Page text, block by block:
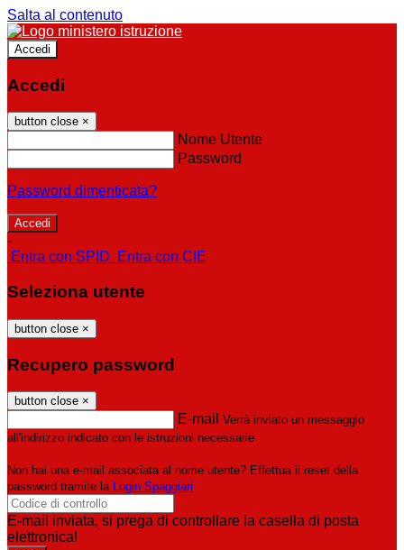
Salta al contenuto
Accedi
Accedi
button close ×
Nome Utente
Password
Password dimenticata?
-
Entra con SPID
Entra con CIE
Seleziona utente
button close ×
Recupero password
button close ×
E-mail Verrà inviato un messaggio
all'indirizzo indicato con le istruzioni necessarie.
Non hai una e-mail associata al nome utente? Effettua il reset della
password tramite la Login Spaggiari
E-mail inviata, si prega di controllare la casella di posta
elettronica!